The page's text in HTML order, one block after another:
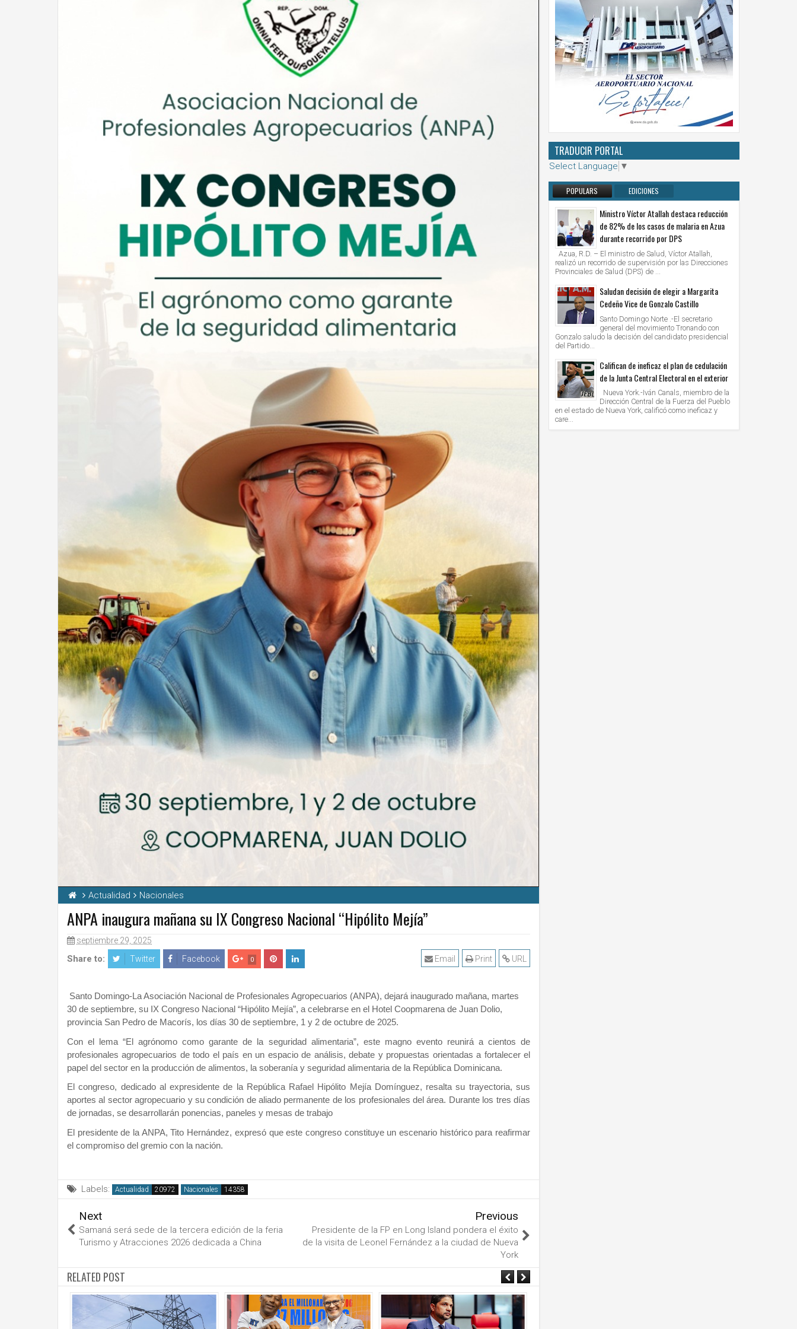
Actualidad Nacionales
ANPA inaugura mañana su IX Congreso Nacional “Hipólito Mejía”
septiembre 29, 2025
Share to: Twitter Facebook 0 URL
Print
Email
Santo Domingo-La Asociación Nacional de Profesionales Agropecuarios (ANPA), dejará inaugurado mañana, martes
30 de septiembre, su IX Congreso Nacional “Hipólito Mejía”, a celebrarse en el Hotel Coopmarena de Juan Dolio,
provincia San Pedro de Macorís, los días 30 de septiembre, 1 y 2 de octubre de 2025.
Con el lema “El agrónomo como garante de la seguridad alimentaria”, este magno evento reunirá a cientos de
profesionales agropecuarios de todo el país en un espacio de análisis, debate y propuestas orientadas a fortalecer el
papel del sector en la producción de alimentos, la soberanía y seguridad alimentaria de la República Dominicana.
El congreso, dedicado al expresidente de la República Rafael Hipólito Mejía Domínguez, resalta su trayectoria, sus
aportes al sector agropecuario y su condición de aliado permanente de los profesionales del área. Durante los tres días
de jornadas, se desarrollarán ponencias, paneles y mesas de trabajo
El presidente de la ANPA, Tito Hernández, expresó que este congreso constituye un escenario histórico para reafirmar
el compromiso del gremio con la nación.
Labels: Actualidad Nacionales
Next
Samaná será sede de la tercera edición de la feria
Turismo y Atracciones 2026 dedicada a China
Previous
Presidente de la FP en Long Island pondera el éxito
de la visita de Leonel Fernández a la ciudad de Nueva
York
RELATED POST
TRADUCIR PORTAL
Select Language ▼
POPULARS
EDICIONES
ANTERIORES
Ministro Víctor Atallah destaca reducción
de 82% de los casos de malaria en Azua
durante recorrido por DPS
Azua, R.D. – El ministro de Salud, Víctor Atallah,
realizó un recorrido de supervisión por las Direcciones
Provinciales de Salud (DPS) de ...
Saludan decisión de elegir a Margarita
Cedeño Vice de Gonzalo Castillo
Santo Domingo Norte .-El secretario
general del movimiento Tronando con
Gonzalo saludo la decisión del candidato presidencial
del Partido...
Califican de ineficaz el plan de cedulación
de la Junta Central Electoral en el exterior
Nueva York.-Iván Canals, miembro de la
Dirección Central de la Fuerza del Pueblo
en el estado de Nueva York, calificó como ineficaz y
care...